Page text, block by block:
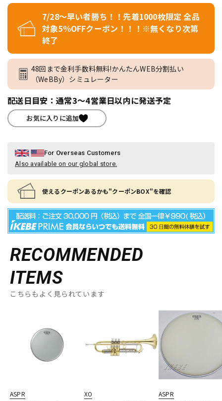
7/28～早い者勝ち！！先着1000枚限定 全品
対象5％OFFクーポン！！！※無くなり次第
終了
48回まで金利手数料無料!かんたんWEB分割払い
（WeBBy）シミュレーター
配送日目安：通常3～4営業日以内に発送予定
お気に入りに追加
For Overseas Customers
Also available on our global store.
使えるクーポンあるかも"クーポンBOX"を確認
RECOMMENDED
ITEMS
こちらもよく見られています
ASPR
XO
ASPR